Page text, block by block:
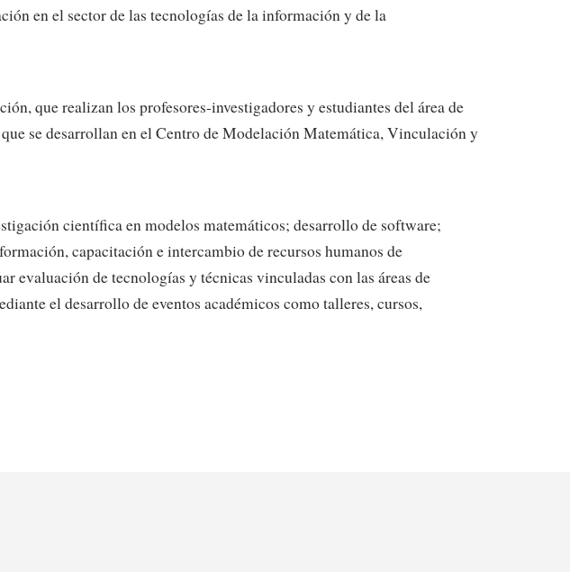
en el sector de las tecnologías de la información y de la
que realizan los profesores-investigadores y estudiantes del área de
se desarrollan en el Centro de Modelación Matemática, Vinculación y
científica en modelos matemáticos; desarrollo de software;
capacitación e intercambio de recursos humanos de
evaluación de tecnologías y técnicas vinculadas con las áreas de
el desarrollo de eventos académicos como talleres, cursos,